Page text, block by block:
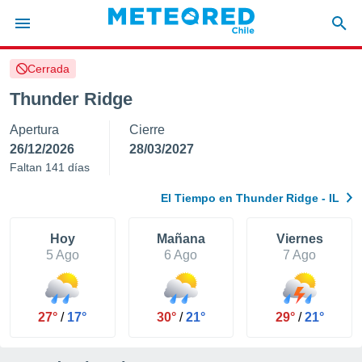
de
por
para
que se
digital
Cerrada
Thunder Ridge
Apertura
26/12/2026
Faltan 141 días
Cierre
28/03/2027
El Tiempo en Thunder Ridge - IL
Hoy
5 Ago
27° / 17°
Mañana
6 Ago
30° / 21°
Viernes
7 Ago
29° / 21°